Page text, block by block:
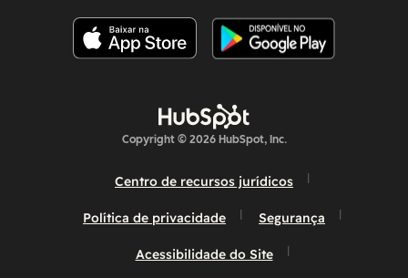
Copyright © 2026 HubSpot, Inc.
Centro de recursos jurídicos
Política de privacidade Segurança
Acessibilidade do Site